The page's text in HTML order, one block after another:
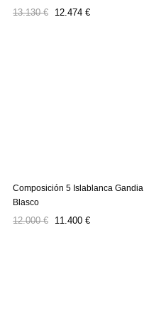
Precio
13.130 € Precio
12.474 €
Composición 5 Islablanca Gandia
Blasco
Precio
12.000 € Precio
11.400 €